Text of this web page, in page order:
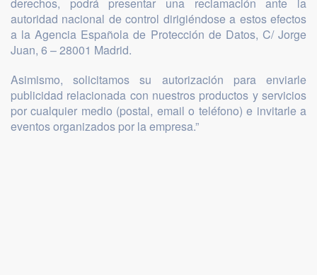
autoridad nacional de control dirigiéndose a estos efectos
a la Agencia Española de Protección de Datos, C/ Jorge
Juan, 6 – 28001 Madrid.
Asimismo, solicitamos su autorización para enviarle
publicidad relacionada con nuestros productos y servicios
por cualquier medio (postal, email o teléfono) e invitarle a
eventos organizados por la empresa.”